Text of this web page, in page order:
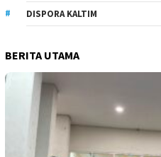
DISPORA KALTIM
BERITA UTAMA